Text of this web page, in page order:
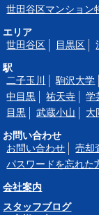
世田谷区マンション
エリア
世田谷区
目黒区
駅
二子玉川
駒沢大学
中目黒
祐天寺 学
目黒
武蔵小山 大
お問い合わせ
お問い合わせ
売却
パスワードを忘れた
会社案内
スタッフブログ